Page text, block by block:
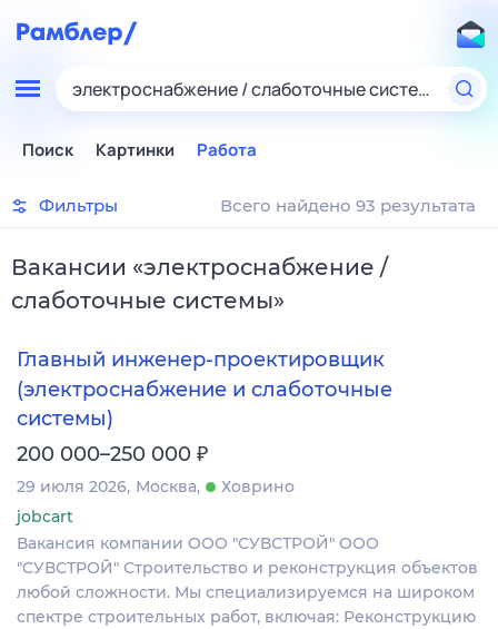
электроснабжение / слаботочные системы
Поиск Картинки Работа
Фильтры Всего найдено 93 результата
Вакансии «электроснабжение /
слаботочные системы»
Главный инженер‑проектировщик
(электроснабжение и слаботочные
системы)
200 000–250 000 ₽
29 июля 2026 Москва
Ховрино
jobcart
Вакансия компании ООО "СУВСТРОЙ" ООО
"СУВСТРОЙ" Строительство и реконструкция объектов
любой сложности. Мы специализируемся на широком
спектре строительных работ, включая: Реконструкцию